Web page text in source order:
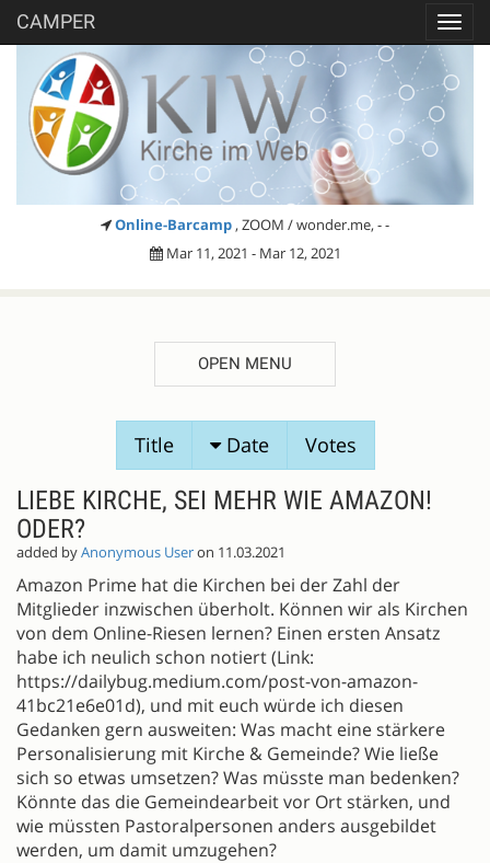
CAMPER
Online-Barcamp , ZOOM / wonder.me, - -
Mar 11, 2021 - Mar 12, 2021
OPEN MENU
Title Date Votes
LIEBE KIRCHE, SEI MEHR WIE AMAZON!
ODER?
added byAnonymous Useron 11.03.2021
Amazon Prime hat die Kirchen bei der Zahl der
Mitglieder inzwischen überholt. Können wir als Kirchen
von dem Online-Riesen lernen? Einen ersten Ansatz
habe ich neulich schon notiert (Link:
https://dailybug.medium.com/post-von-amazon-
41bc21e6e01d), und mit euch würde ich diesen
Gedanken gern ausweiten: Was macht eine stärkere
Personalisierung mit Kirche & Gemeinde? Wie ließe
sich so etwas umsetzen? Was müsste man bedenken?
Könnte das die Gemeindearbeit vor Ort stärken, und
wie müssten Pastoralpersonen anders ausgebildet
werden, um damit umzugehen?